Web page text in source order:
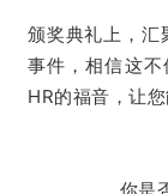
颁奖典礼上，汇
事件，相信这
HR的福音，让